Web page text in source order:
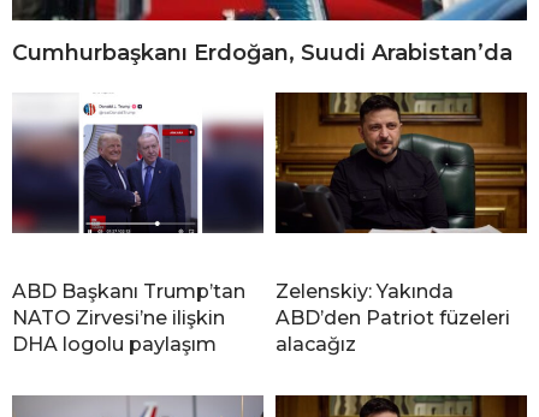
Cumhurbaşkanı Erdoğan, Suudi Arabistan’da
ABD Başkanı Trump’tan
NATO Zirvesi’ne ilişkin
DHA logolu paylaşım
Zelenskiy: Yakında
ABD’den Patriot füzeleri
alacağız